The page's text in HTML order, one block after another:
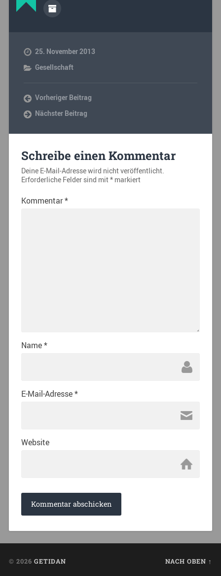
25. November 2013
Gesellschaft
Vorheriger Beitrag
Nächster Beitrag
Schreibe einen Kommentar
Deine E-Mail-Adresse wird nicht veröffentlicht.
Erforderliche Felder sind mit*markiert
Kommentar*
Name*
E-Mail-Adresse*
Website
© 2026 GETIDAN NACH OBEN ↑